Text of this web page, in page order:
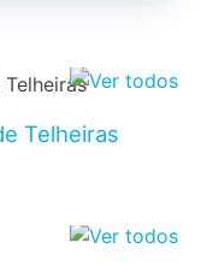
Telheiras